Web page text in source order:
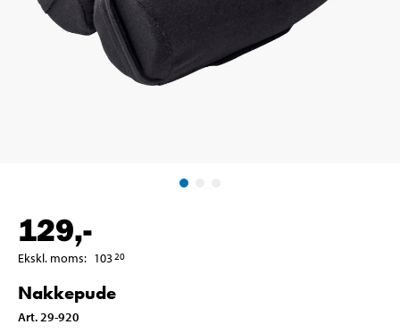
129,-
Ekskl. moms: 10320
Nakkepude
Art. 29-920